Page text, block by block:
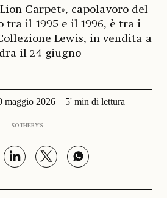
Carpet», capolavoro del
tra il 1995 e il 1996, è tra i
Lewis, in vendita a
il 24 giugno
maggio 2026 5' min di lettura
SOTHEBY'S